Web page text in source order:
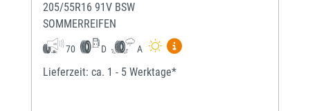
205/55R16 91V BSW
SOMMERREIFEN
70 D A
Mehr Informationen zum
Lieferzeit: ca. 1 - 5 Werktage*